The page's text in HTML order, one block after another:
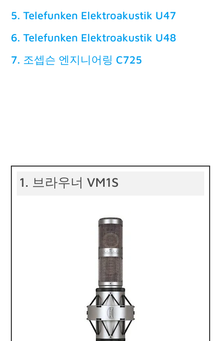
5. Telefunken Elektroakustik U47
6. Telefunken Elektroakustik U48
7. 조셉슨 엔지니어링 C725
1. 브라우너 VM1S